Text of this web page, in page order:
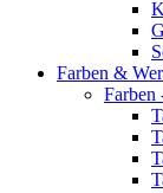
Farben &
Farben